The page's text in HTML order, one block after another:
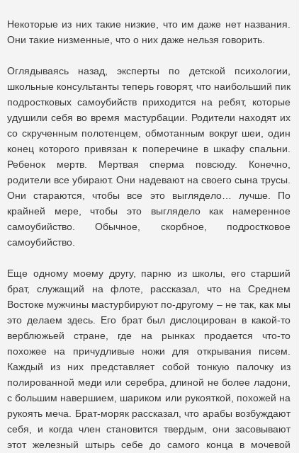
Некоторые из них такие низкие, что им даже нет названия.
Они такие низменные, что о них даже нельзя говорить.
Оглядываясь назад, эксперты по детской психологии,
школьные консультанты теперь говорят, что наибольший пик
подростковых самоубийств приходится на ребят, которые
удушили себя во время мастурбации. Родители находят их
со скрученным полотенцем, обмотанным вокруг шеи, один
конец которого привязан к поперечине в шкафу спальни.
Ребенок мертв. Мертвая сперма повсюду. Конечно,
родители все убирают. Они надевают на своего сына трусы.
Они стараются, чтобы все это выглядело… лучше. По
крайней мере, чтобы это выглядело как намеренное
самоубийство. Обычное, скорбное, подростковое
самоубийство.
Еще одному моему другу, парню из школы, его старший
брат, служащий на флоте, рассказал, что на Среднем
Востоке мужчины мастурбируют по-другому – не так, как мы
это делаем здесь. Его брат был дислоцирован в какой-то
верблюжьей стране, где на рынках продается что-то
похожее на причудливые ножи для открывания писем.
Каждый из них представляет собой тонкую палочку из
полированной меди или серебра, длиной не более ладони,
с большим навершием, шариком или рукояткой, похожей на
рукоять меча. Брат-моряк рассказал, что арабы возбуждают
себя, и когда член становится твердым, они засовывают
этот железный штырь себе до самого конца в мочевой